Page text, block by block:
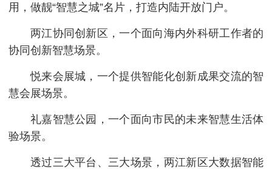
用，做靓“智慧之城”名片，打造内陆开放门户。
两江协同创新区，一个面向海内外科研工作者的
协同创新智慧场景。
悦来会展城，一个提供智能化创新成果交流的智
慧会展场景。
礼嘉智慧公园，一个面向市民的未来智慧生活体
验场景。
透过三大平台、三大场景，两江新区大数据智能